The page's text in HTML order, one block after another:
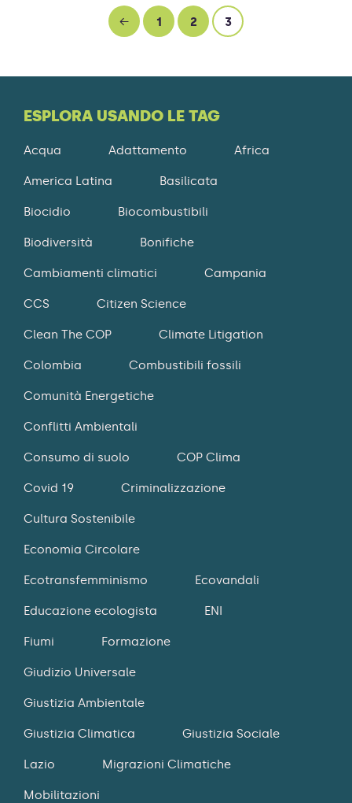
← 1 2 3
ESPLORA USANDO LE TAG
Acqua Adattamento Africa
America Latina Basilicata
Biocidio Biocombustibili
Biodiversità Bonifiche
Cambiamenti climatici Campania
CCS Citizen Science
Clean The COP Climate Litigation
Colombia Combustibili fossili
Comunità Energetiche
Conflitti Ambientali
Consumo di suolo COP Clima
Covid 19 Criminalizzazione
Cultura Sostenibile
Economia Circolare
Ecotransfemminismo Ecovandali
Educazione ecologista ENI
Fiumi Formazione
Giudizio Universale
Giustizia Ambientale
Giustizia Climatica Giustizia Sociale
Lazio Migrazioni Climatiche
Mobilitazioni